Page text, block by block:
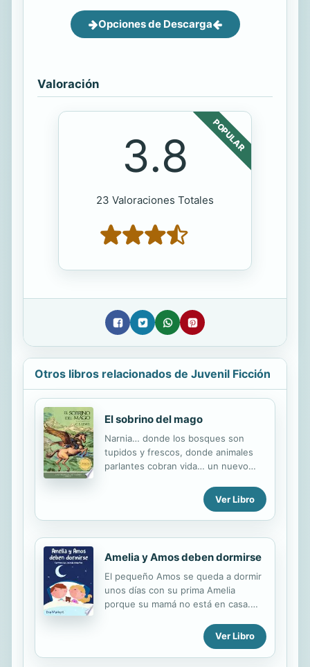
Opciones de Descarga
Valoración
POPULAR
3.8
23 Valoraciones Totales
Otros libros relacionados de Juvenil Ficción
El sobrino del mago
Narnia… donde los bosques son
tupidos y frescos, donde animales
parlantes cobran vida… un nuevo
Digory y Polly se conocen y se hacen
amigos durante un frío y húmedo
verano en Londres. Su vida se llena
de aventuras cuando el tío de
los envía a… otro lugar. Allí
encuentran el camino a Narnia, que
acaba de surgir con la canción del
león, y se encuentran con la malvada
finalmente a casa. Por primera vez, el
lenguaje de los siete libros clásicos
ha sido adaptado para el lector...
Ver Libro
Amelia y Amos deben dormirse
El pequeño Amos se queda a dormir
unos días con su prima Amelia
porque su mamá no está en casa.
dormirse que estando solos.
¡Constantemente pasa algo
emocionante! Encuentran un hada,
Ver Libro